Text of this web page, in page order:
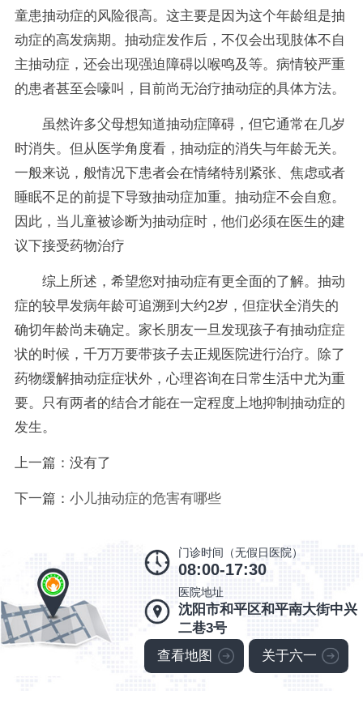
童患抽动症的风险很高。这主要是因为这个年龄组是抽
动症的高发病期。抽动症发作后，不仅会出现肢体不自
主抽动症，还会出现强迫障碍以喉鸣及等。病情较严重
的患者甚至会嚎叫，目前尚无治疗抽动症的具体方法。
虽然许多父母想知道抽动症障碍，但它通常在几岁
时消失。但从医学角度看，抽动症的消失与年龄无关。
一般来说，般情况下患者会在情绪特别紧张、焦虑或者
睡眠不足的前提下导致抽动症加重。抽动症不会自愈。
因此，当儿童被诊断为抽动症时，他们必须在医生的建
议下接受药物治疗
综上所述，希望您对抽动症有更全面的了解。抽动
症的较早发病年龄可追溯到大约2岁，但症状全消失的
确切年龄尚未确定。家长朋友一旦发现孩子有抽动症症
状的时候，千万万要带孩子去正规医院进行治疗。除了
药物缓解抽动症症状外，心理咨询在日常生活中尤为重
要。只有两者的结合才能在一定程度上地抑制抽动症的
发生。
上一篇：没有了
下一篇： 小儿抽动症的危害有哪些
门诊时间（无假日医院）
08:00-17:30
医院地址
沈阳市和平区和平南大街中兴
二巷3号
查看地图
关于六一